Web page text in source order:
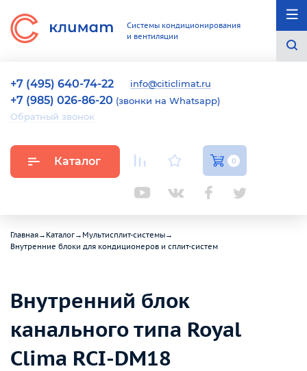
Системы кондиционирования
и вентиляции
+7 (495) 640-74-22 info@citiclimat.ru
+7 (985) 026-86-20 (звонки на Whatsapp)
Обратный звонок
Каталог 0
Главная→ Каталог→ Мультисплит-системы→
Внутренние блоки для кондиционеров и сплит-систем
Внутренний блок
канального типа Royal
Clima RCI-DM18